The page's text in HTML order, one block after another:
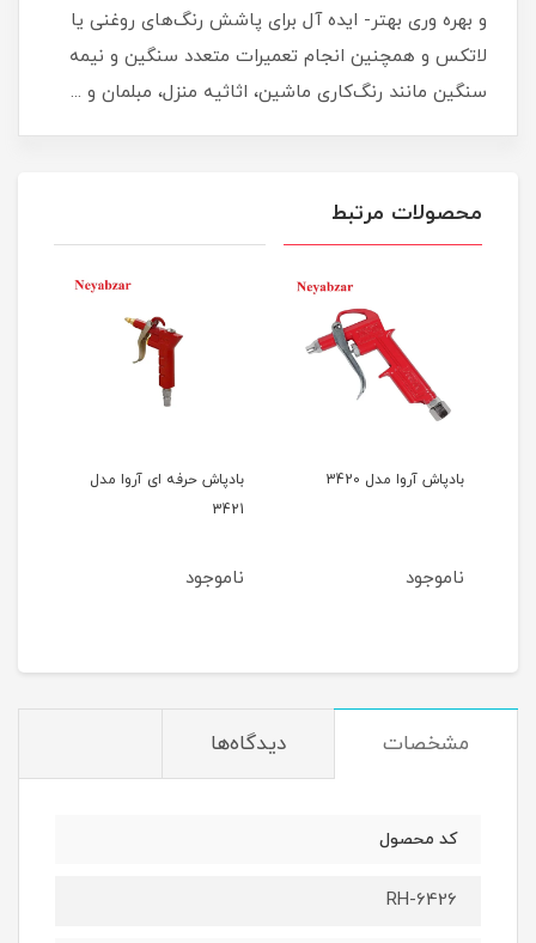
و بهره وری بهتر- ایده آل برای پاشش رنگ‌های روغنی یا
لاتکس و همچنین انجام تعمیرات متعدد سنگین و نیمه
سنگین مانند رنگ‌کاری ماشین، اثاثیه منزل، مبلمان و ...
محصولات مرتبط
بادپاش آروا مدل 3420
ناموجود
بادپاش حرفه ای آروا مدل
3421
ناموجود
مشخصات دیدگاه‌ها
کد محصول
RH-6426